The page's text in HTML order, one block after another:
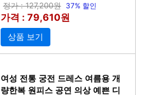
정가 : 127,200원 37% 할인
가격 : 79,610원
상품 보기
여성 전통 궁전 드레스 여름용 개
량한복 원피스 공연 의상 예쁜 디